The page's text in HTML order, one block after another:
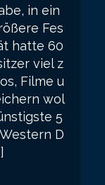
in ein
Fes
hatte 60
viel z
Filme u
wol
5
D